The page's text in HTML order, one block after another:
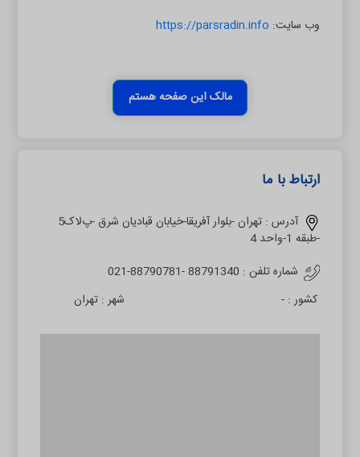
وب سایت: https://parsradin.info
مالک این صفحه هستم
ارتباط با ما
آدرس :
تهران -بلوار آفریقا-خیابان قبادیان شرق -پﻻک5
-طبقه 1-واحد 4
شماره تلفن : 021-88790781- 88791340
کشور :- شهر : تهران